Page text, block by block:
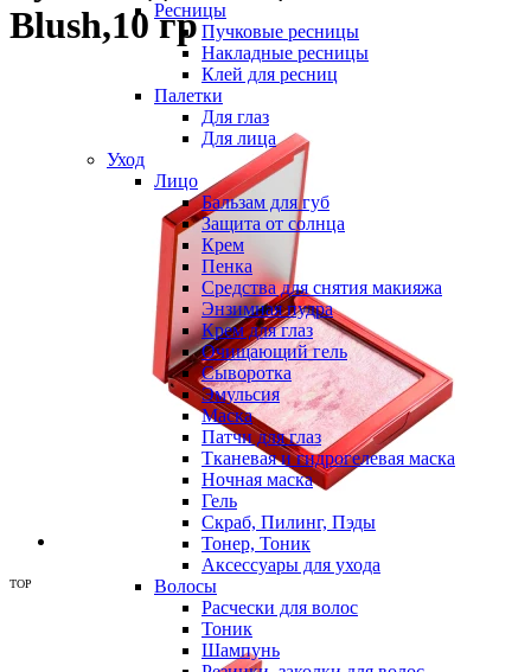
Ресницы
Пучковые ресницы
Накладные ресницы
Клей для ресниц
Палетки
Для глаз
Для лица
Уход
Лицо
Бальзам для губ
Защита от солнца
Крем
Пенка
Средства для снятия макияжа
Энзимная пудра
Крем для глаз
Очищающий гель
Сыворотка
Эмульсия
Маска
Патчи для глаз
Тканевая и гидрогелевая маска
Ночная маска
Гель
Скраб, Пилинг, Пэды
Тонер, Тоник
Аксессуары для ухода
Волосы
Расчески для волос
Тоник
Шампунь
Blush,10 гр
TOP